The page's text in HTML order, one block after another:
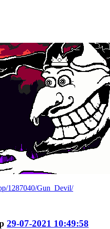
1287040/Gun_Devil/
29-07-2021 10:49:58